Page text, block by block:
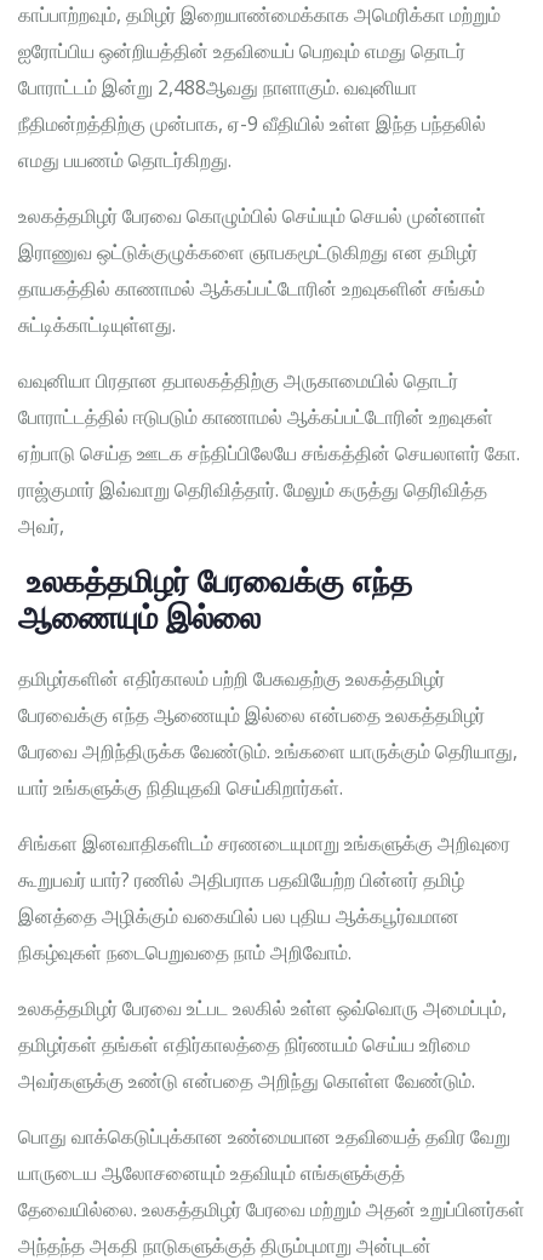
காப்பாற்றவும், தமிழர் இறையாண்மைக்காக அமெரிக்கா மற்றும்
ஐரோப்பிய ஒன்றியத்தின் உதவியைப் பெறவும் எமது தொடர்
போராட்டம் இன்று 2,488ஆவது நாளாகும். வவுனியா
நீதிமன்றத்திற்கு முன்பாக, ஏ-9 வீதியில் உள்ள இந்த பந்தலில்
எமது பயணம் தொடர்கிறது.
உலகத்தமிழர் பேரவை கொழும்பில் செய்யும் செயல் முன்னாள்
இராணுவ ஒட்டுக்குழுக்களை ஞாபகமூட்டுகிறது என தமிழர்
தாயகத்தில் காணாமல் ஆக்கப்பட்டோரின் உறவுகளின் சங்கம்
சுட்டிக்காட்டியுள்ளது.
வவுனியா பிரதான தபாலகத்திற்கு அருகாமையில் தொடர்
போராட்டத்தில் ஈடுபடும் காணாமல் ஆக்கப்பட்டோரின் உறவுகள்
ஏற்பாடு செய்த ஊடக சந்திப்பிலேயே சங்கத்தின் செயலாளர் கோ.
ராஜ்குமார் இவ்வாறு தெரிவித்தார். மேலும் கருத்து தெரிவித்த
அவர்,
உலகத்தமிழர் பேரவைக்கு எந்த
ஆணையும் இல்லை
தமிழர்களின் எதிர்காலம் பற்றி பேசுவதற்கு உலகத்தமிழர்
பேரவைக்கு எந்த ஆணையும் இல்லை என்பதை உலகத்தமிழர்
பேரவை அறிந்திருக்க வேண்டும். உங்களை யாருக்கும் தெரியாது,
யார் உங்களுக்கு நிதியுதவி செய்கிறார்கள்.
சிங்கள இனவாதிகளிடம் சரணடையுமாறு உங்களுக்கு அறிவுரை
கூறுபவர் யார்? ரணில் அதிபராக பதவியேற்ற பின்னர் தமிழ்
இனத்தை அழிக்கும் வகையில் பல புதிய ஆக்கபூர்வமான
நிகழ்வுகள் நடைபெறுவதை நாம் அறிவோம்.
உலகத்தமிழர் பேரவை உட்பட உலகில் உள்ள ஒவ்வொரு அமைப்பும்,
தமிழர்கள் தங்கள் எதிர்காலத்தை நிர்ணயம் செய்ய உரிமை
அவர்களுக்கு உண்டு என்பதை அறிந்து கொள்ள வேண்டும்.
பொது வாக்கெடுப்புக்கான உண்மையான உதவியைத் தவிர வேறு
யாருடைய ஆலோசனையும் உதவியும் எங்களுக்குத்
தேவையில்லை. உலகத்தமிழர் பேரவை மற்றும் அதன் உறுப்பினர்கள்
அந்தந்த அகதி நாடுகளுக்குத் திரும்புமாறு அன்புடன்